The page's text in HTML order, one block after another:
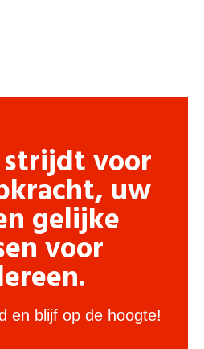
voor
uw
gelijke
voor
en blijf op de hoogte!